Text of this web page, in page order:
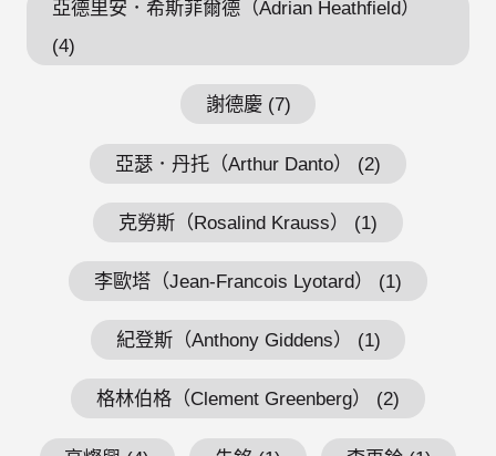
亞德里安．希斯菲爾德（Adrian Heathfield）
(4)
謝德慶 (7)
亞瑟．丹托（Arthur Danto） (2)
克勞斯（Rosalind Krauss） (1)
李歐塔（Jean-Francois Lyotard） (1)
紀登斯（Anthony Giddens） (1)
格林伯格（Clement Greenberg） (2)